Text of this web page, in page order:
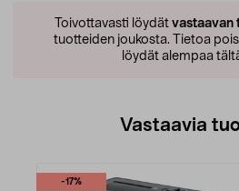
Toivottavasti löydät vastaavan
tuotteiden joukosta. Tietoa
löydät alempaa
Vastaavia
-17%